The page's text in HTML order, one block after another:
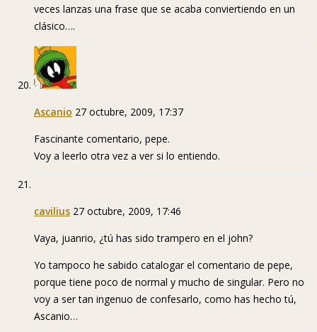
veces lanzas una frase que se acaba conviertiendo en un
clásico….
Ascanio 27 octubre, 2009, 17:37
Fascinante comentario, pepe.
Voy a leerlo otra vez a ver si lo entiendo.
cavilius 27 octubre, 2009, 17:46
Vaya, juanrio, ¿tú has sido trampero en el john?
Yo tampoco he sabido catalogar el comentario de pepe,
porque tiene poco de normal y mucho de singular. Pero no
voy a ser tan ingenuo de confesarlo, como has hecho tú,
Ascanio…